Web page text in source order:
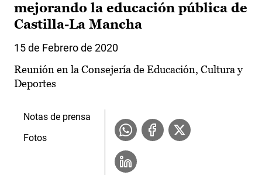
mejorando la educación pública de
Castilla-La Mancha
15 de Febrero de 2020
Reunión en la Consejería de Educación, Cultura y
Deportes
Notas de prensa
Fotos